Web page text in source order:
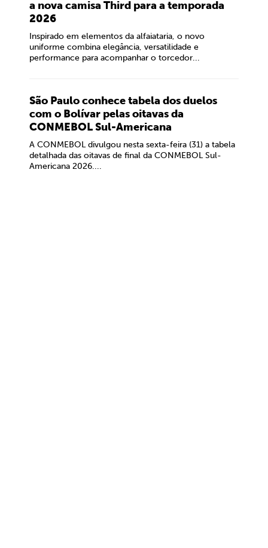
a nova camisa Third para a temporada
2026
Inspirado em elementos da alfaiataria, o novo
uniforme combina elegância, versatilidade e
performance para acompanhar o torcedor...
São Paulo conhece tabela dos duelos
com o Bolívar pelas oitavas da
CONMEBOL Sul-Americana
A CONMEBOL divulgou nesta sexta-feira (31) a tabela
detalhada das oitavas de final da CONMEBOL Sul-
Americana 2026....